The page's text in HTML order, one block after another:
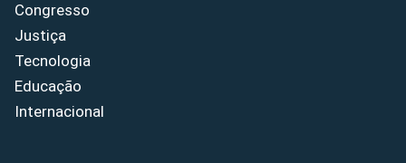
Congresso
Justiça
Tecnologia
Educação
Internacional